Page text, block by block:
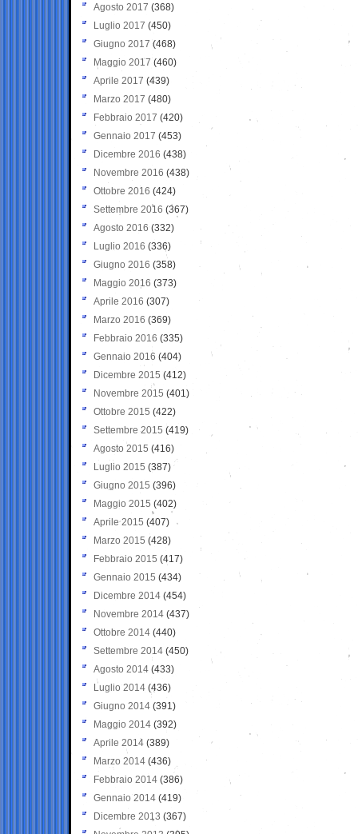
Agosto 2017 (368)
Luglio 2017 (450)
Giugno 2017 (468)
Maggio 2017 (460)
Aprile 2017 (439)
Marzo 2017 (480)
Febbraio 2017 (420)
Gennaio 2017 (453)
Dicembre 2016 (438)
Novembre 2016 (438)
Ottobre 2016 (424)
Settembre 2016 (367)
Agosto 2016 (332)
Luglio 2016 (336)
Giugno 2016 (358)
Maggio 2016 (373)
Aprile 2016 (307)
Marzo 2016 (369)
Febbraio 2016 (335)
Gennaio 2016 (404)
Dicembre 2015 (412)
Novembre 2015 (401)
Ottobre 2015 (422)
Settembre 2015 (419)
Agosto 2015 (416)
Luglio 2015 (387)
Giugno 2015 (396)
Maggio 2015 (402)
Aprile 2015 (407)
Marzo 2015 (428)
Febbraio 2015 (417)
Gennaio 2015 (434)
Dicembre 2014 (454)
Novembre 2014 (437)
Ottobre 2014 (440)
Settembre 2014 (450)
Agosto 2014 (433)
Luglio 2014 (436)
Giugno 2014 (391)
Maggio 2014 (392)
Aprile 2014 (389)
Marzo 2014 (436)
Febbraio 2014 (386)
Gennaio 2014 (419)
Dicembre 2013 (367)